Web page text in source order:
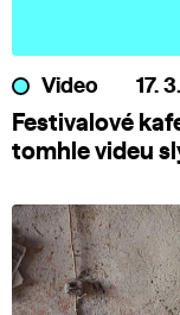
Video 17.
Festivalové
tomhle videu